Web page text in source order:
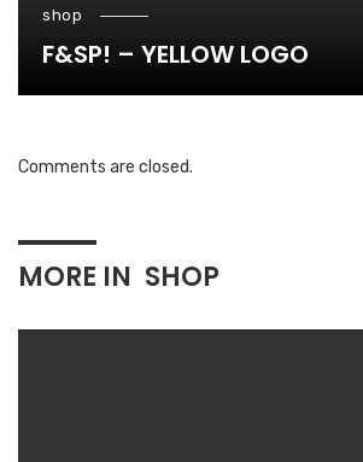
shop
F&SP! – YELLOW LOGO
Comments are closed.
MORE IN SHOP